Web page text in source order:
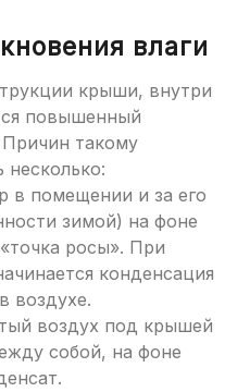
влаги
крыши, внутри
повышенный
такому
в помещении и за его
зимой) на фоне
росы». При
конденсация
воздухе.
воздух под крышей
собой, на фоне